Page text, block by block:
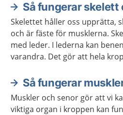
Aktuella artiklar
Så fungerar skelett
Skelettet håller oss upprätta,
och är fäste för musklerna.
med leder. I lederna kan
varandra. Det gör att hela
Så fungerar
Muskler och senor gör att vi
viktiga organ i kroppen kan